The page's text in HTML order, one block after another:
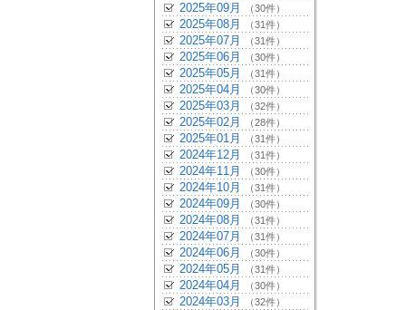
2025年09月 （30件）
2025年08月 （31件）
2025年07月 （31件）
2025年06月 （30件）
2025年05月 （31件）
2025年04月 （30件）
2025年03月 （32件）
2025年02月 （28件）
2025年01月 （31件）
2024年12月 （31件）
2024年11月 （30件）
2024年10月 （31件）
2024年09月 （30件）
2024年08月 （31件）
2024年07月 （31件）
2024年06月 （30件）
2024年05月 （31件）
2024年04月 （30件）
2024年03月 （32件）